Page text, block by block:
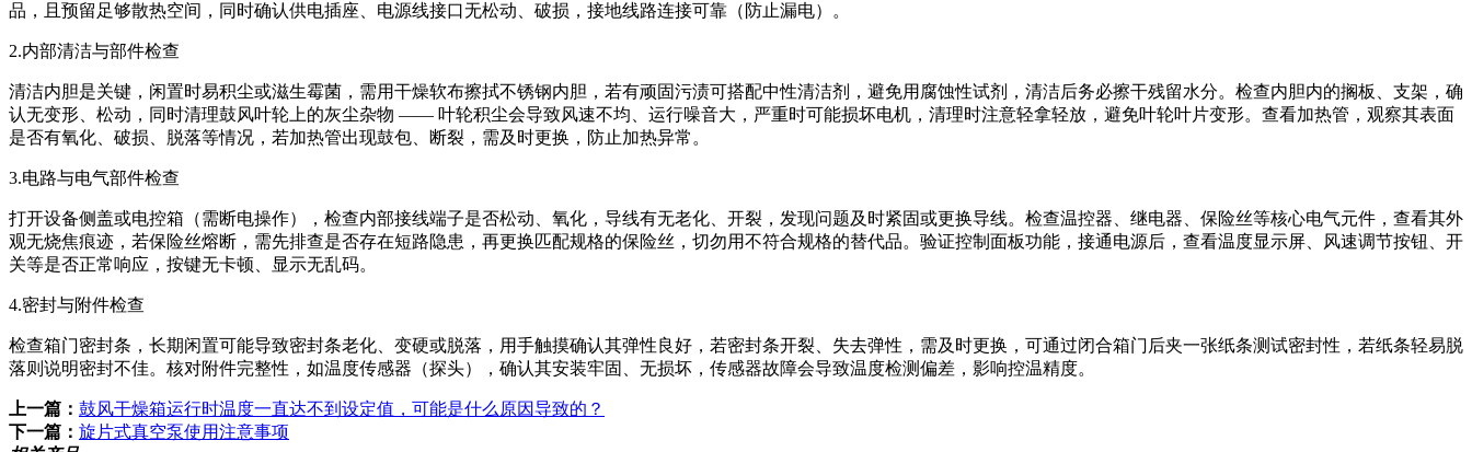
品，且预留足够散热空间，同时确认供电插座、电源线接口无松动、破损，接地线路连接可靠（防止漏电）。
2.内部清洁与部件检查
清洁内胆是关键，闲置时易积尘或滋生霉菌，需用干燥软布擦拭不锈钢内胆，若有顽固污渍可搭配中性清洁剂，避免用腐蚀性试剂，清洁后务必擦干残留水分。检查内胆内的搁板、支架，确
认无变形、松动，同时清理鼓风叶轮上的灰尘杂物 —— 叶轮积尘会导致风速不均、运行噪音大，严重时可能损坏电机，清理时注意轻拿轻放，避免叶轮叶片变形。查看加热管，观察其表面
是否有氧化、破损、脱落等情况，若加热管出现鼓包、断裂，需及时更换，防止加热异常。
3.电路与电气部件检查
打开设备侧盖或电控箱（需断电操作），检查内部接线端子是否松动、氧化，导线有无老化、开裂，发现问题及时紧固或更换导线。检查温控器、继电器、保险丝等核心电气元件，查看其外
观无烧焦痕迹，若保险丝熔断，需先排查是否存在短路隐患，再更换匹配规格的保险丝，切勿用不符合规格的替代品。验证控制面板功能，接通电源后，查看温度显示屏、风速调节按钮、开
关等是否正常响应，按键无卡顿、显示无乱码。
4.密封与附件检查
检查箱门密封条，长期闲置可能导致密封条老化、变硬或脱落，用手触摸确认其弹性良好，若密封条开裂、失去弹性，需及时更换，可通过闭合箱门后夹一张纸条测试密封性，若纸条轻易脱
落则说明密封不佳。核对附件完整性，如温度传感器（探头），确认其安装牢固、无损坏，传感器故障会导致温度检测偏差，影响控温精度。
上一篇： 鼓风干燥箱运行时温度一直达不到设定值，可能是什么原因导致的？
下一篇： 旋片式真空泵使用注意事项